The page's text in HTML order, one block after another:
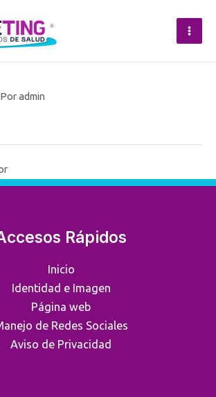
admin
Rápidos
Inicio
Identidad e Imagen
Página web
de Redes Sociales
Aviso de Privacidad